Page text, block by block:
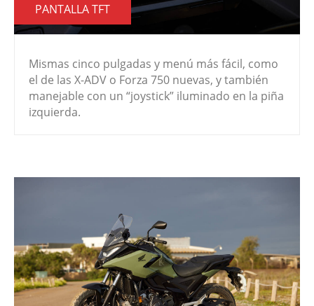
PANTALLA TFT
Mismas cinco pulgadas y menú más fácil, como
el de las X-ADV o Forza 750 nuevas, y también
manejable con un “joystick” iluminado en la piña
izquierda.